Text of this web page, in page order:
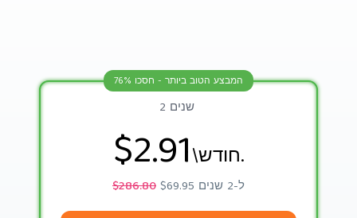
המבצע הטוב ביותר - חסכו 76%
2 שנים
$2.91 \חודש.
$286.80 $69.95 ל-2 שנים